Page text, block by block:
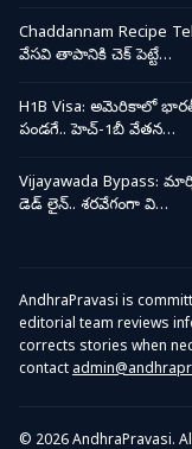
Chaddannam Recipe
వేసవి తాపానికి చెక్ పెట్టే…
H1B Visa: అమెరికాలో
పండగే.. హెచ్-1బీ వేతన…
Vijayawada Bypass:
డెడ్ లైన్.. శరవేగంగా వి…
AndhraPravasi is
editorial team reviews
corrects stories when
contact
© 2026 AndhraPravasi.